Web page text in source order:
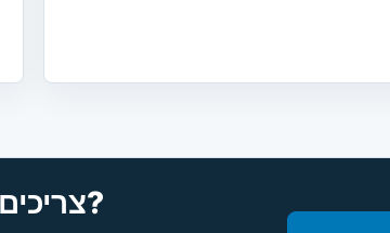
צריכים עזרה בבחירת החלק הנכון?